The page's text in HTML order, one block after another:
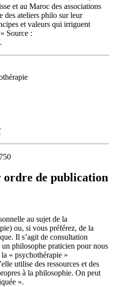
et au Maroc des associations
des ateliers philo sur leur
et valeurs qui irriguent
Source :
.
ordre de publication
au sujet de la
ou, si vous préférez, de la
Il s’agit de consultation
philosophe praticien pour nous
« psychothérapie »
utilise des ressources et des
à la philosophie. On peut
».